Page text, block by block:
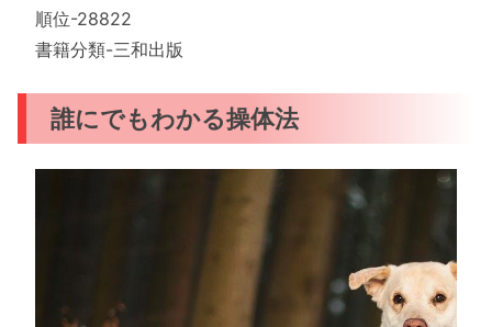
順位-28822
書籍分類-三和出版
誰にでもわかる操体法